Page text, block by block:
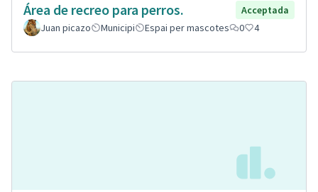
Área de recreo para perros.
Acceptada
Juan picazo
Municipi Espai per mascotes 0 4